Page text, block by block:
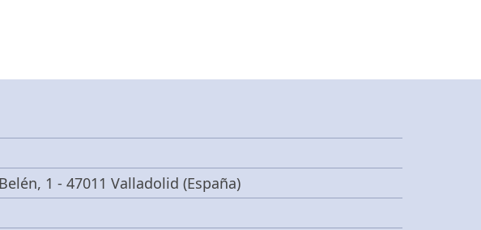
1 - 47011 Valladolid (España)